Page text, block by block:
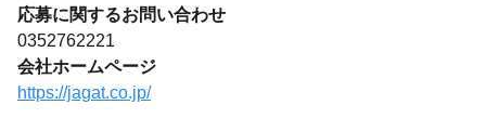
応募に関するお問い合わせ
0352762221
会社ホームページ
https://jagat.co.jp/